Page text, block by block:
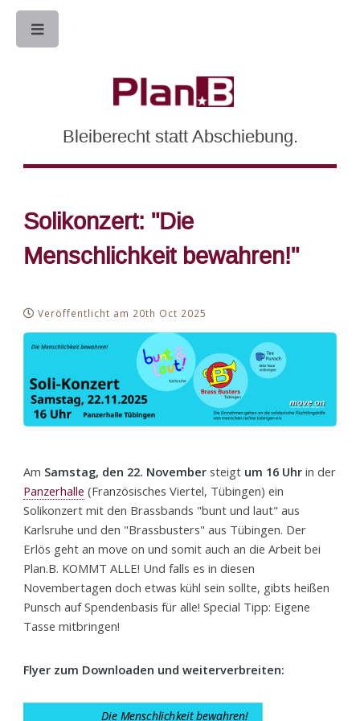
Bleiberecht statt Abschiebung.
Solikonzert: "Die
Menschlichkeit bewahren!"
Veröffentlicht am 20th Oct 2025
Am Samstag, den 22. November steigt um 16 Uhr in der
Panzerhalle (Französisches Viertel, Tübingen) ein
Solikonzert mit den Brassbands "bunt und laut" aus
Karlsruhe und den "Brassbusters" aus Tübingen. Der
Erlös geht an move on und somit auch an die Arbeit bei
Plan.B. KOMMT ALLE! Und falls es in diesen
Novembertagen doch etwas kühl sein sollte, gibts heißen
Punsch auf Spendenbasis für alle! Special Tipp: Eigene
Tasse mitbringen!
Flyer zum Downloaden und weiterverbreiten: